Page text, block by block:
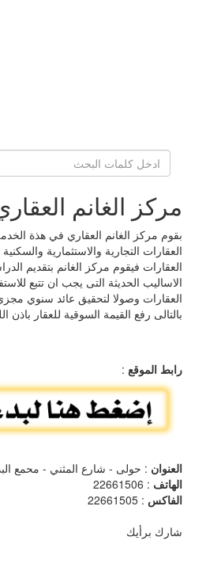
مركز الغانم
بقوم مركز الغانم العقاري في هذة
العقارات التجارية والاستثمارية
العقارات فيقوم مركز الغانم بتقديم
الاساليب الحديثة التى يجب ان تتبع
العقارات وصولا لتحقيق عائد سنوي
بالتالى رفع القيمة السوقية للعقار باذن
رابط الموقع :
العنوان : حولى - شارع المثني - محمع
الهاتف : 22661506
الفاكس : 22661505
شارك برأيك